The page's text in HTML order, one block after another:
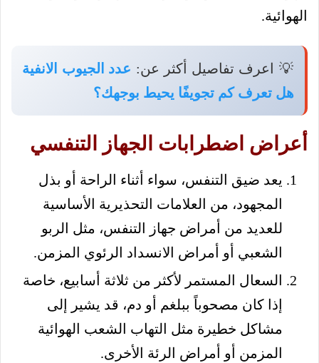
الهوائية.
💡 اعرف تفاصيل أكثر عن: عدد الجيوب الانفية
هل تعرف كم تجويفًا يحيط بوجهك؟
أعراض اضطرابات الجهاز التنفسي
يعد ضيق التنفس، سواء أثناء الراحة أو بذل
المجهود، من العلامات التحذيرية الأساسية
للعديد من أمراض جهاز التنفس، مثل الربو
الشعبي أو أمراض الانسداد الرئوي المزمن.
السعال المستمر لأكثر من ثلاثة أسابيع، خاصة
إذا كان مصحوباً ببلغم أو دم، قد يشير إلى
مشاكل خطيرة مثل التهاب الشعب الهوائية
المزمن أو أمراض الرئة الأخرى.